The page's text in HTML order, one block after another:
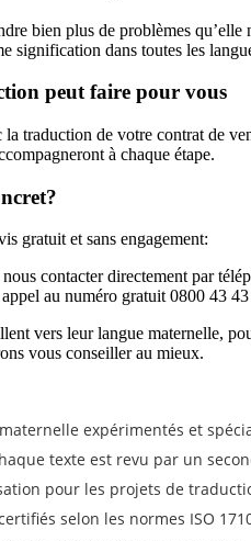
bien plus de problèmes
signification dans toutes les
peut faire pour vous
traduction de votre contrat de
à chaque étape.
gratuit et sans engagement:
contacter directement par
au numéro gratuit 0800 43
vers leur langue maternelle,
vous conseiller au mieux.
expérimentés et
texte est revu par un
pour les projets de
selon les normes ISO